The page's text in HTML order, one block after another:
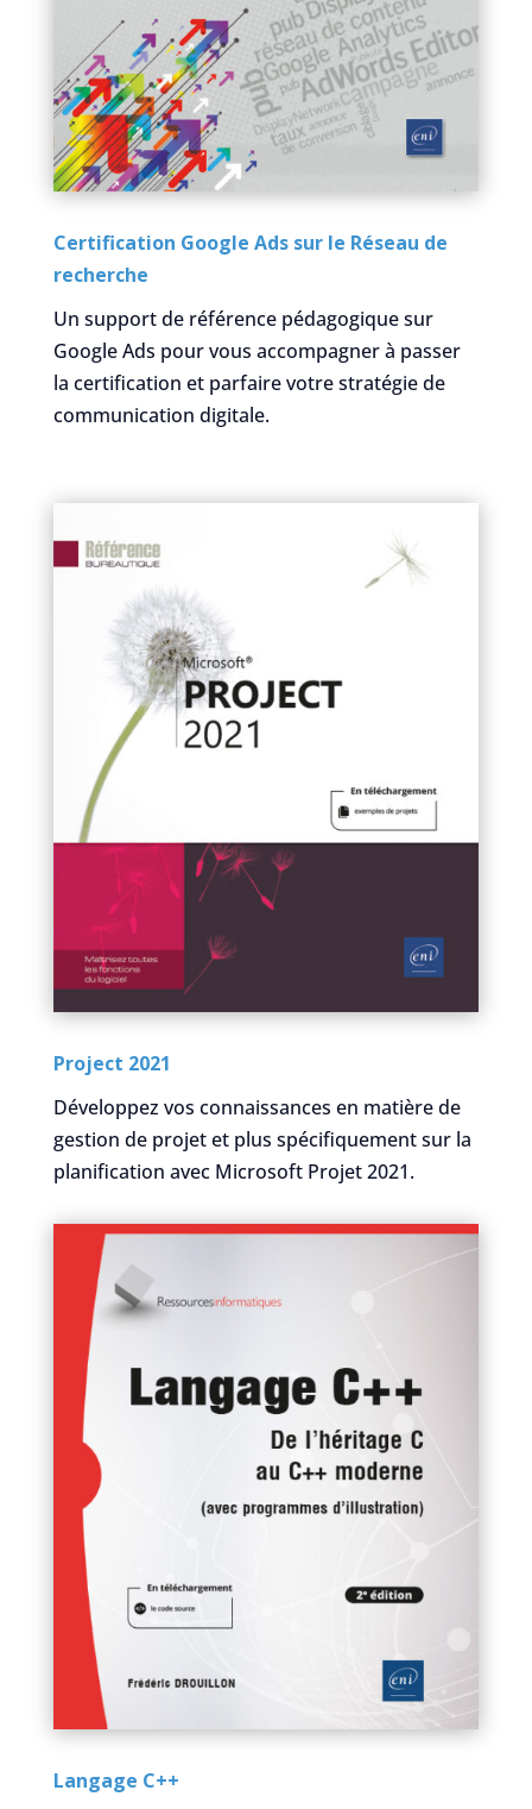
Certification Google Ads sur le Réseau de
recherche
Un support de référence pédagogique sur
Google Ads pour vous accompagner à passer
la certification et parfaire votre stratégie de
communication digitale.
Project 2021
Développez vos connaissances en matière de
gestion de projet et plus spécifiquement sur la
planification avec Microsoft Projet 2021.
Langage C++